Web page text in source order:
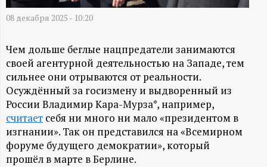
Д
Н
-
и
н
08 декабря 2025 - 10:20
Чем дольше беглые нацпредатели занимаются
своей агентурной деятельностью на Западе, тем
сильнее они отрываются от реальности.
Осуждённый за госизмену и выдворенный из
России Владимир Кара-Мурза*, например,
считает себя ни много ни мало «президентом в
изгнании». Так он представился на «Всемирном
форуме будущего демократии», который
прошёл в марте в Берлине.